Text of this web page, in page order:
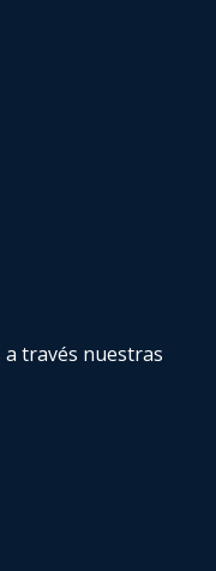
través nuestras